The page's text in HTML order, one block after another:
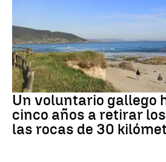
Medio ambiente
Un voluntario gallego
cinco años a retirar
las rocas de 30